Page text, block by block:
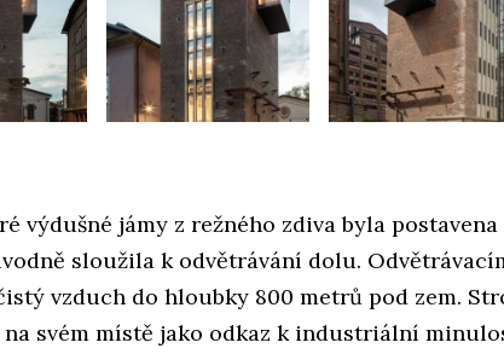
výdušné jámy z režného zdiva byla
sloužila k odvětrávání dolu.
vzduch do hloubky 800 metrů pod zem.
na svém místě jako odkaz k industriální